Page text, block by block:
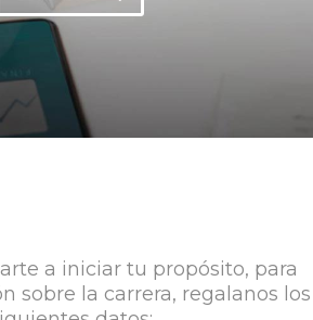
a iniciar tu propósito, para
sobre la carrera, regalanos los